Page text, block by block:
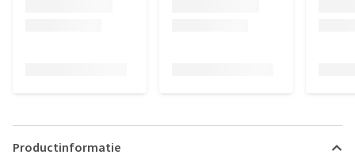
Productinformatie